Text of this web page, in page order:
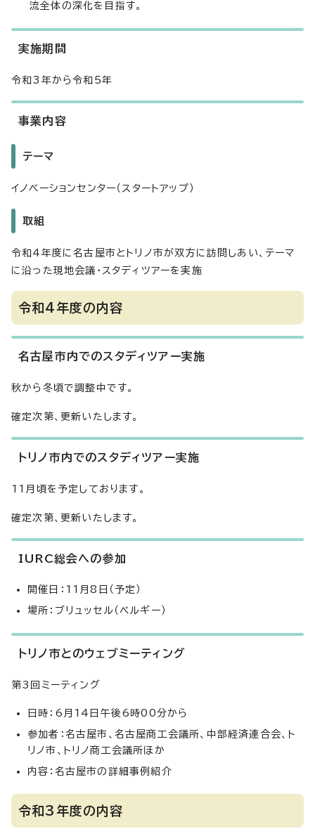
流全体の深化を目指す。
実施期間
令和3年から令和5年
事業内容
テーマ
イノベーションセンター（スタートアップ）
取組
令和4年度に名古屋市とトリノ市が双方に訪問しあい、テーマ
に沿った現地会議・スタディツアーを実施
令和4年度の内容
名古屋市内でのスタディツアー実施
秋から冬頃で調整中です。
確定次第、更新いたします。
トリノ市内でのスタディツアー実施
11月頃を予定しております。
確定次第、更新いたします。
IURC総会への参加
開催日：11月8日（予定）
場所：ブリュッセル（ベルギー）
トリノ市とのウェブミーティング
第3回ミーティング
日時：6月14日午後6時00分から
参加者：名古屋市、名古屋商工会議所、中部経済連合会、ト
リノ市、トリノ商工会議所ほか
内容：名古屋市の詳細事例紹介
令和3年度の内容